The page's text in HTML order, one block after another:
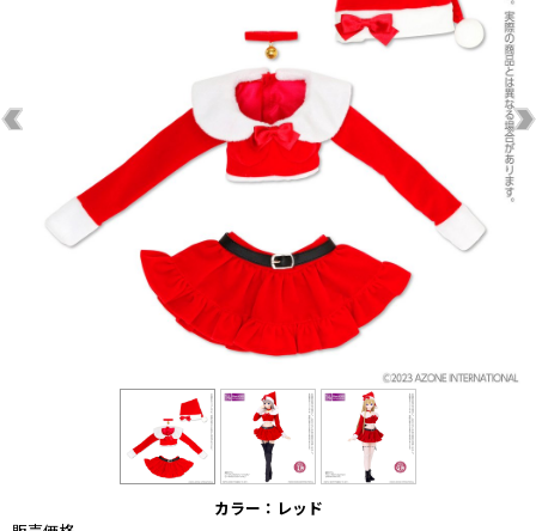
カラー：レッド